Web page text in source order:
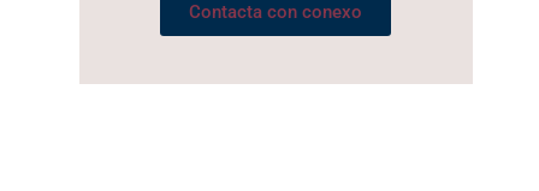
Contacta con conexo